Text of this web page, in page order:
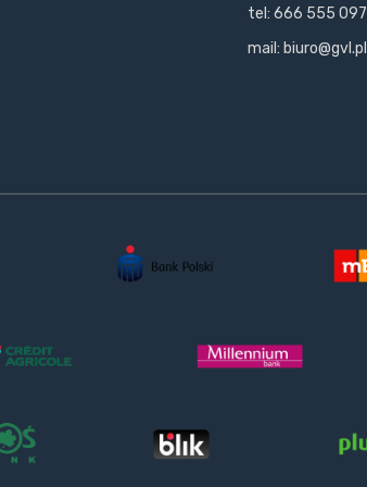
tel: 666 555 097
mail: biuro@gvl.pl